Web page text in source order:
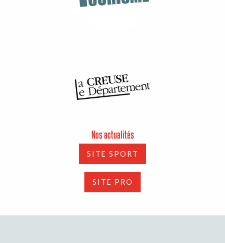
Nos actualités
SITE SPORT
SITE PRO